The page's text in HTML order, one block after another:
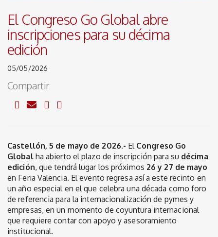
El Congreso Go Global abre
inscripciones para su décima
edición
05/05/2026
Compartir
Castellón, 5 de mayo de 2026.- El Congreso Go
Globalha abierto el plazo de inscripción para su décima
edición, que tendrá lugar los próximos 26 y 27 de mayo
en Feria Valencia. El evento regresa así a este recinto en
un año especial en el que celebra una década como foro
de referencia para la internacionalización de pymes y
empresas, en un momento de coyuntura internacional
que requiere contar con apoyo y asesoramiento
institucional.